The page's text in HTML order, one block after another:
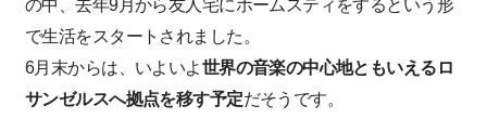
の中、去年9月から友人宅にホームスティをするという形
で生活をスタートされました。
6月末からは、いよいよ世界の音楽の中心地ともいえるロ
サンゼルスへ拠点を移す予定だそうです。